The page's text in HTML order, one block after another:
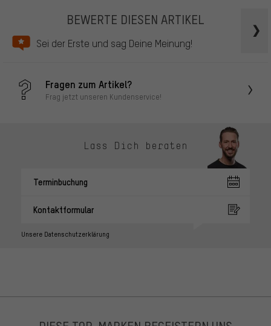
BEWERTE DIESEN ARTIKEL
Sei der Erste und sag Deine Meinung!
Fragen zum Artikel?
Frag jetzt unseren Kundenservice!
Lass Dich beraten
Terminbuchung
Kontaktformular
Unsere Datenschutzerklärung